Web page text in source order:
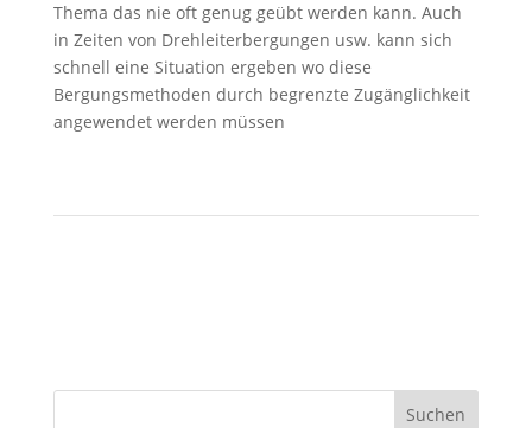
Thema das nie oft genug geübt werden kann. Auch
in Zeiten von Drehleiterbergungen usw. kann sich
schnell eine Situation ergeben wo diese
Bergungsmethoden durch begrenzte Zugänglichkeit
angewendet werden müssen